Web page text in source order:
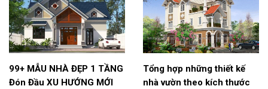
99+ MẪU NHÀ ĐẸP 1 TẦNG
Đón Đầu XU HƯỚNG MỚI
Tổng hợp những thiết kế
nhà vườn theo kích thước